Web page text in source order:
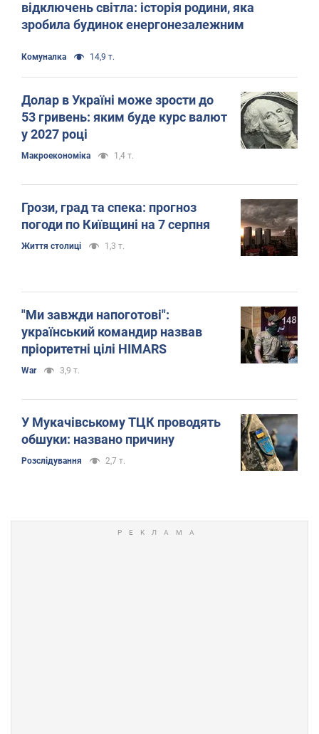
відключень світла: історія родини, яка
зробила будинок енергонезалежним
Комуналка 14,9 т.
Долар в Україні може зрости до
53 гривень: яким буде курс валют
у 2027 році
Mакроекономіка 1,4 т.
Грози, град та спека: прогноз
погоди по Київщині на 7 серпня
Життя столиці 1,3 т.
"Ми завжди напоготові":
український командир назвав
пріоритетні цілі HIMARS
War 3,9 т.
У Мукачівському ТЦК проводять
обшуки: названо причину
Розслідування 2,7 т.